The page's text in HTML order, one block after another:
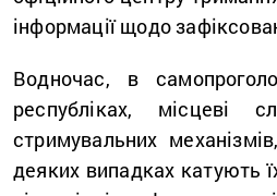
інформації щодо
Водночас, в
республіках,
стримувальних
деяких випадках катують